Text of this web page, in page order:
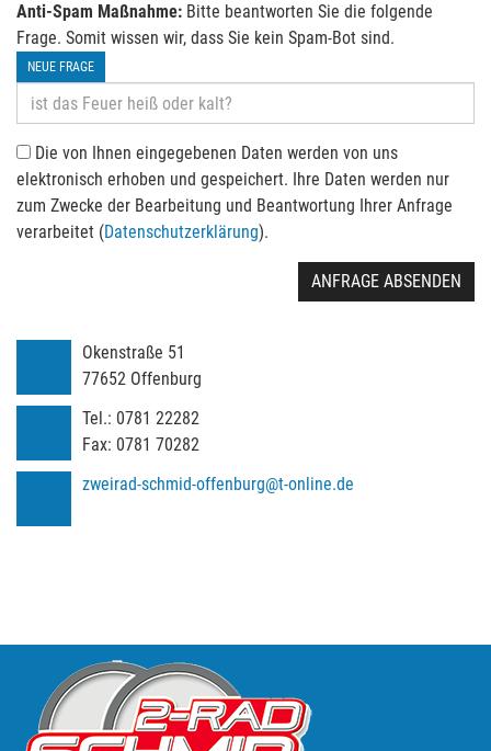
Anti-Spam Maßnahme: Bitte beantworten Sie die folgende
Frage. Somit wissen wir, dass Sie kein Spam-Bot sind.
NEUE FRAGE
Die von Ihnen eingegebenen Daten werden von uns
elektronisch erhoben und gespeichert. Ihre Daten werden nur
zum Zwecke der Bearbeitung und Beantwortung Ihrer Anfrage
verarbeitet (Datenschutzerklärung).
ANFRAGE ABSENDEN
Okenstraße 51
77652 Offenburg
Tel.: 0781 22282
Fax: 0781 70282
zweirad-schmid-offenburg@t-online.de